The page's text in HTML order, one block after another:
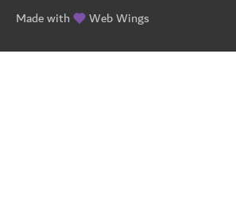
Made with
Web Wings